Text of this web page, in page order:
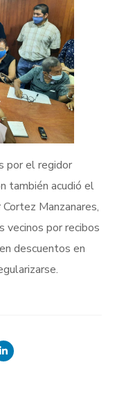
por el regidor
también acudió el
Manzanares,
vecinos por recibos
descuentos en